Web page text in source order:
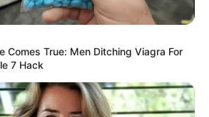
Comes True: Men Ditching Viagra For
7 Hack